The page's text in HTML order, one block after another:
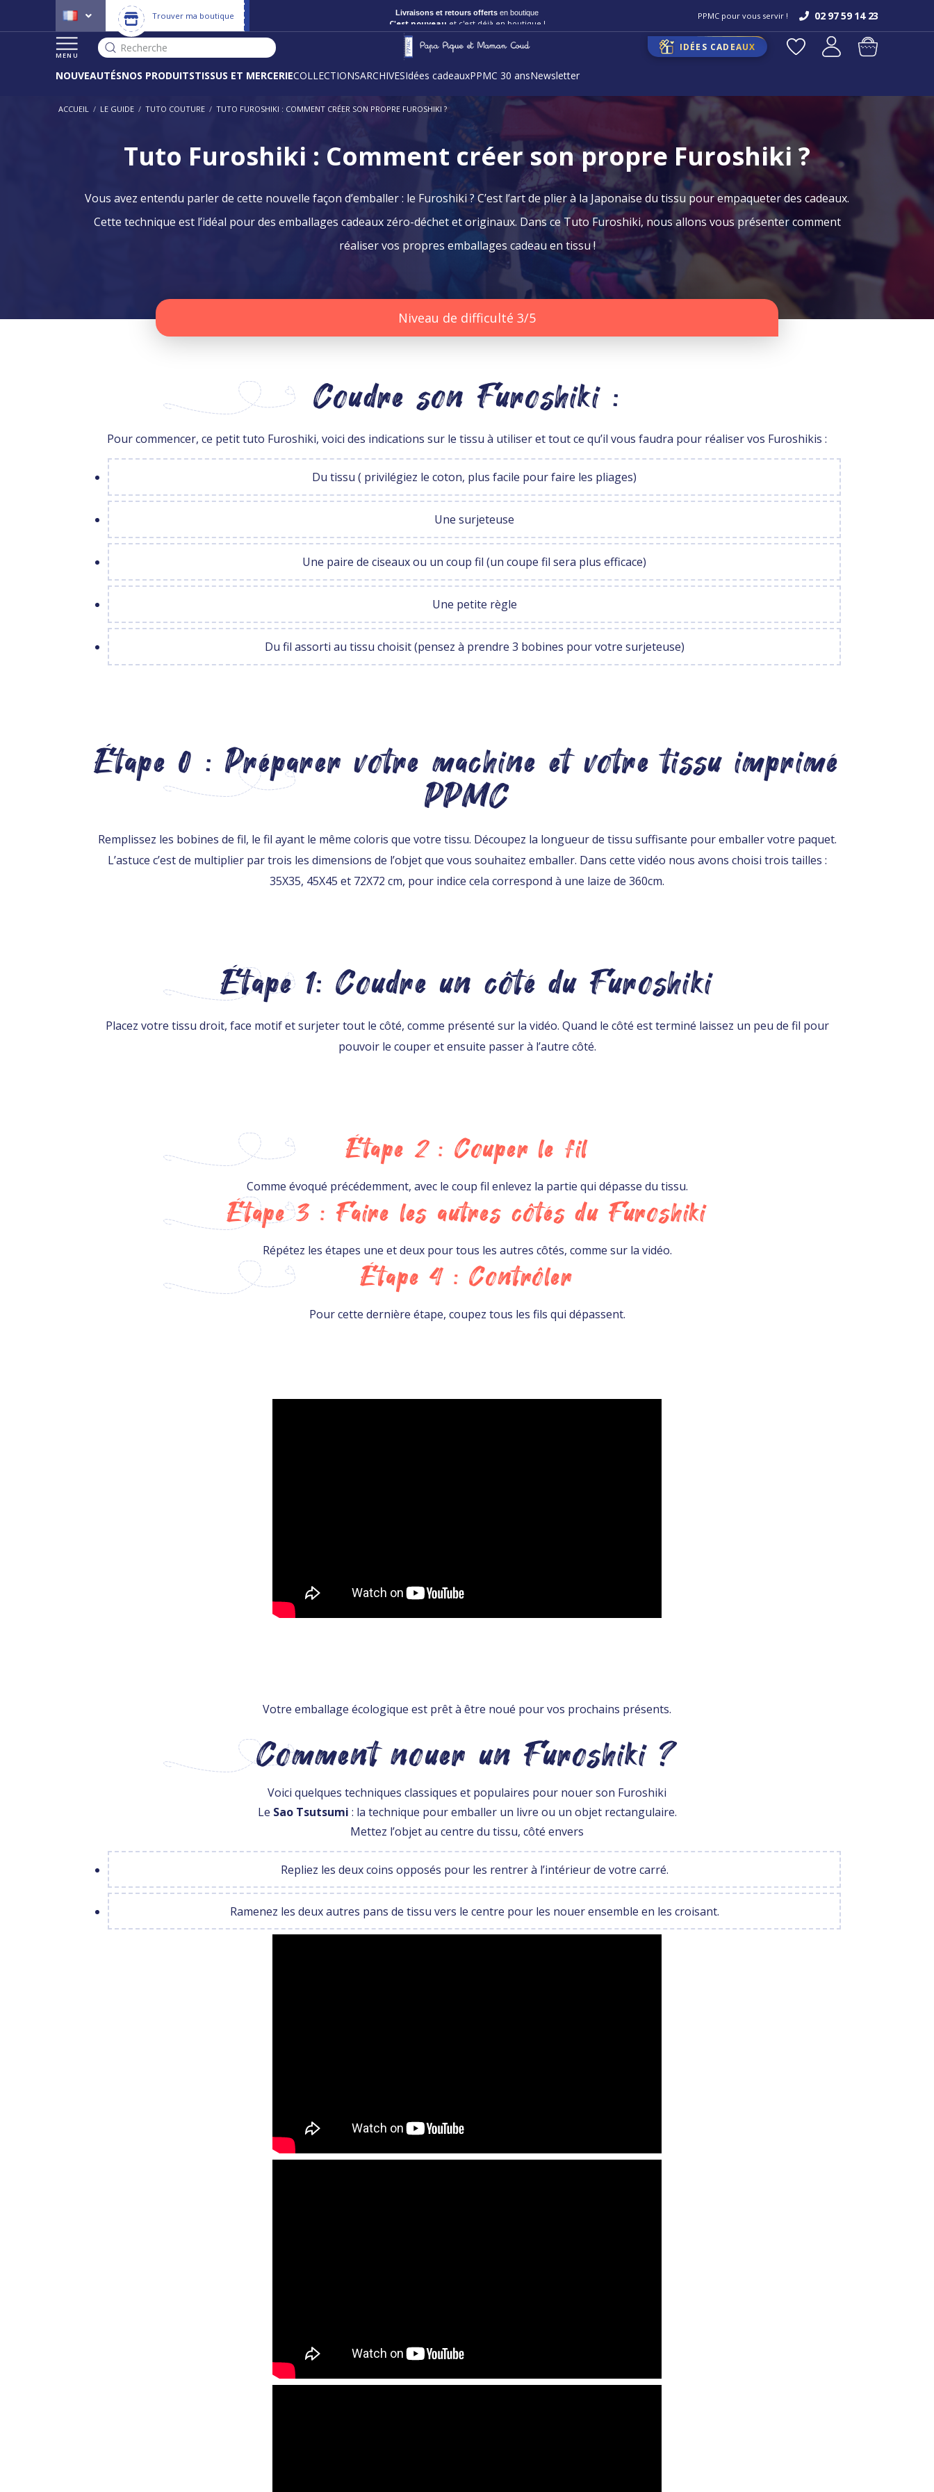
Trouver ma boutique Livraisons et retours offerts en boutique
C'est nouveau et c'est déjà en boutique !
PPMC pour vous servir ! 02 97 59 14 23
MENU
Recherche IDÉES CADEAUX
NOUVEAUTÉSNOS PRODUITSTISSUS ET MERCERIECOLLECTIONSARCHIVESIdées cadeauxPPMC 30 ansNewsletter
ACCUEIL / LE GUIDE / TUTO COUTURE / TUTO FUROSHIKI : COMMENT CRÉER SON PROPRE FUROSHIKI ?
Tuto Furoshiki : Comment créer son propre Furoshiki ?
Vous avez entendu parler de cette nouvelle façon d’emballer : le Furoshiki ? C’est l’art de plier à la Japonaise du tissu pour empaqueter des cadeaux.
Cette technique est l’idéal pour des emballages cadeaux zéro-déchet et originaux. Dans ce Tuto Furoshiki, nous allons vous présenter comment
réaliser vos propres emballages cadeau en tissu !
Niveau de difficulté 3/5
Coudre son Furoshiki :
Pour commencer, ce petit tuto Furoshiki, voici des indications sur le tissu à utiliser et tout ce qu’il vous faudra pour réaliser vos Furoshikis :
Du tissu ( privilégiez le coton, plus facile pour faire les pliages)
Une surjeteuse
Une paire de ciseaux ou un coup fil (un coupe fil sera plus efficace)
Une petite règle
Du fil assorti au tissu choisit (pensez à prendre 3 bobines pour votre surjeteuse)
Étape 0 : Préparer votre machine et votre tissu imprimé
PPMC
Remplissez les bobines de fil, le fil ayant le même coloris que votre tissu. Découpez la longueur de tissu suffisante pour emballer votre paquet.
L’astuce c’est de multiplier par trois les dimensions de l’objet que vous souhaitez emballer. Dans cette vidéo nous avons choisi trois tailles :
35X35, 45X45 et 72X72 cm, pour indice cela correspond à une laize de 360cm.
Étape 1: Coudre un côté du Furoshiki
Placez votre tissu droit, face motif et surjeter tout le côté, comme présenté sur la vidéo. Quand le côté est terminé laissez un peu de fil pour
pouvoir le couper et ensuite passer à l’autre côté.
Étape 2 : Couper le fil
Comme évoqué précédemment, avec le coup fil enlevez la partie qui dépasse du tissu.
Étape 3 : Faire les autres côtés du Furoshiki
Répétez les étapes une et deux pour tous les autres côtés, comme sur la vidéo.
Étape 4 : Contrôler
Pour cette dernière étape, coupez tous les fils qui dépassent.
Votre emballage écologique est prêt à être noué pour vos prochains présents.
Comment nouer un Furoshiki ?
Voici quelques techniques classiques et populaires pour nouer son Furoshiki
Le Sao Tsutsumi : la technique pour emballer un livre ou un objet rectangulaire.
Mettez l’objet au centre du tissu, côté envers
Repliez les deux coins opposés pour les rentrer à l’intérieur de votre carré.
Ramenez les deux autres pans de tissu vers le centre pour les nouer ensemble en les croisant.